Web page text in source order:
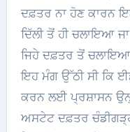
ਦਫ਼ਤਰ ਨਾ ਹੋਣ ਕਾਰਨ
ਦਿੱਲੀ ਤੋਂ ਹੀ ਚਲਾਇਆ
ਜਿਹੇ ਦਫ਼ਤਰ ਤੋਂ ਚਲਾਇਆ
ਇਹ ਮੰਗ ਉੱਠੀ ਸੀ ਕਿ
ਕਰਨ ਲਈ ਪ੍ਰਸ਼ਾਸਨ
ਅਸਟੇਟ ਦਫ਼ਤਰ